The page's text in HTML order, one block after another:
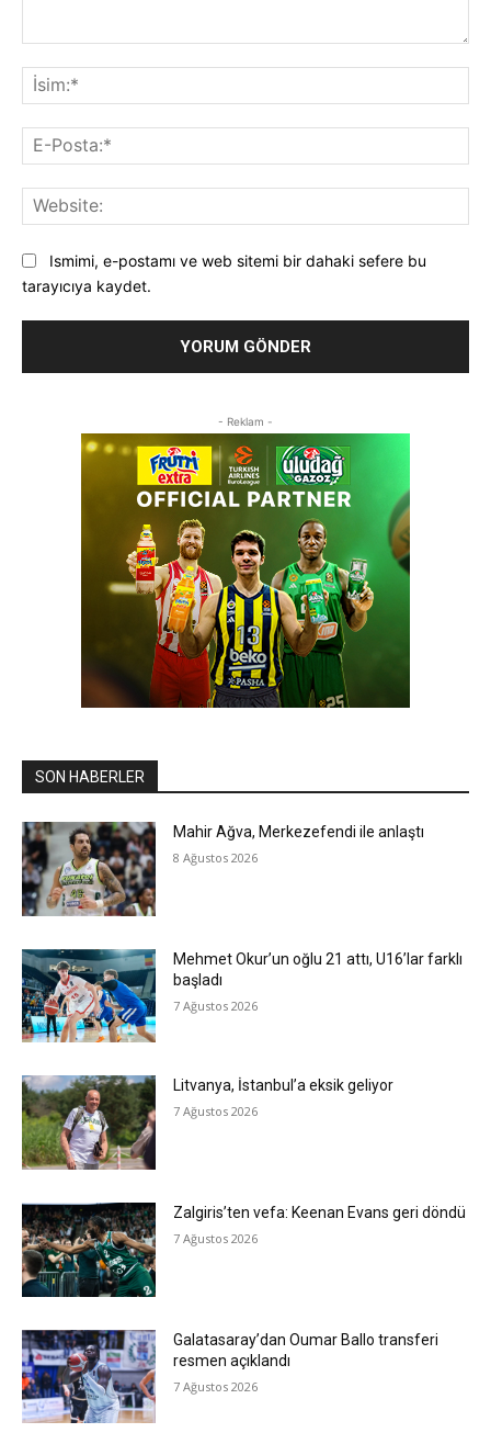
Ismimi, e-postamı ve web sitemi bir dahaki sefere bu
tarayıcıya kaydet.
- Reklam -
SON HABERLER
Mahir Ağva, Merkezefendi ile anlaştı
8 Ağustos 2026
Mehmet Okur’un oğlu 21 attı, U16’lar farklı
başladı
7 Ağustos 2026
Litvanya, İstanbul’a eksik geliyor
7 Ağustos 2026
Zalgiris’ten vefa: Keenan Evans geri döndü
7 Ağustos 2026
Galatasaray’dan Oumar Ballo transferi
resmen açıklandı
7 Ağustos 2026